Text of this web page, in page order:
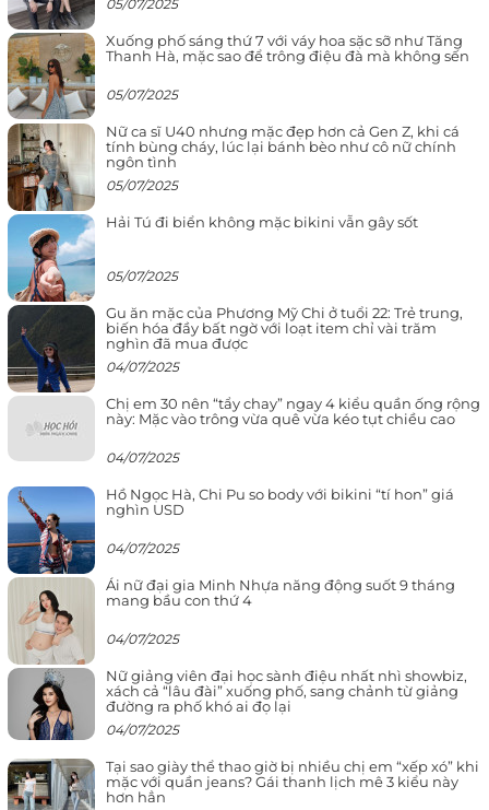
05/07/2025
Xuống phố sáng thứ 7 với váy hoa sặc sỡ như Tăng
Thanh Hà, mặc sao để trông điệu đà mà không sến
05/07/2025
Nữ ca sĩ U40 nhưng mặc đẹp hơn cả Gen Z, khi cá
tính bùng cháy, lúc lại bánh bèo như cô nữ chính
ngôn tình
05/07/2025
Hải Tú đi biển không mặc bikini vẫn gây sốt
05/07/2025
Gu ăn mặc của Phương Mỹ Chi ở tuổi 22: Trẻ trung,
biến hóa đầy bất ngờ với loạt item chỉ vài trăm
nghìn đã mua được
04/07/2025
Chị em 30 nên “tẩy chay” ngay 4 kiểu quần ống rộng
này: Mặc vào trông vừa quê vừa kéo tụt chiều cao
04/07/2025
Hồ Ngọc Hà, Chi Pu so body với bikini “tí hon” giá
nghìn USD
04/07/2025
Ái nữ đại gia Minh Nhựa năng động suốt 9 tháng
mang bầu con thứ 4
04/07/2025
Nữ giảng viên đại học sành điệu nhất nhì showbiz,
xách cả “lâu đài” xuống phố, sang chảnh từ giảng
đường ra phố khó ai đọ lại
04/07/2025
Tại sao giày thể thao giờ bị nhiều chị em “xếp xó” khi
mặc với quần jeans? Gái thanh lịch mê 3 kiểu này
hơn hẳn